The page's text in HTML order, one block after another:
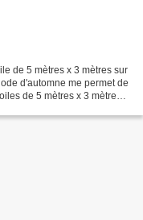
de 5 mètres x 3 mètres sur
d'automne me permet de
de 5 mètres x 3 mètres